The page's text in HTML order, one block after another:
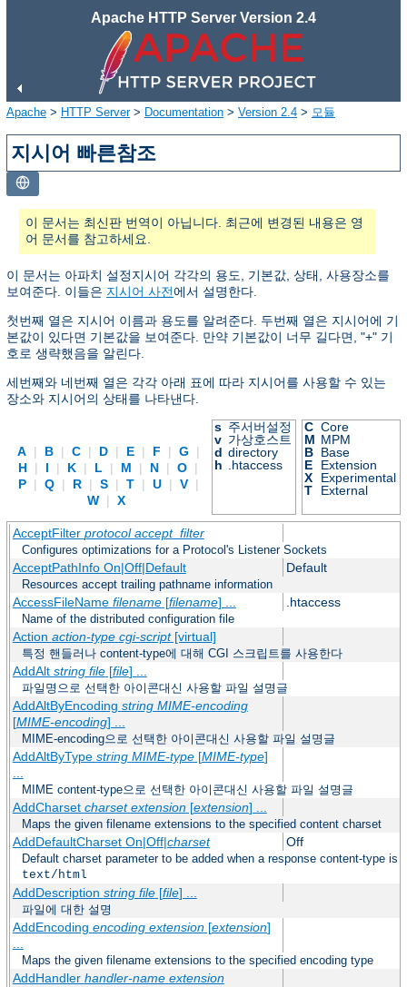
Apache HTTP Server Version 2.4
Apache > HTTP Server> Documentation > Version 2.4 > 모듈
지시어 빠른참조
이 문서는 최신판 번역이 아닙니다. 최근에 변경된 내용은 영
어 문서를 참고하세요.
이 문서는 아파치 설정지시어 각각의 용도, 기본값, 상태, 사용장소를
보여준다. 이들은 지시어 사전에서 설명한다.
첫번째 열은 지시어 이름과 용도를 알려준다. 두번째 열은 지시어에 기
본값이 있다면 기본값을 보여준다. 만약 기본값이 너무 길다면, "+" 기
호로 생략했음을 알린다.
세번째와 네번째 열은 각각 아래 표에 따라 지시어를 사용할 수 있는
장소와 지시어의 상태를 나타낸다.
A | B | C | D | E | F | G
|
H | I | K | L | M | N | O |
P | Q | R | S | T | U | V |
W | X
s 주서버설정
v 가상호스트
d directory
h
.htaccess
C Core
M MPM
B Base
E
Extension
X
Experimental
T
External
AcceptFilter protocol accept_filter
Configures optimizations for a Protocol's Listener Sockets
AcceptPathInfo On|Off|Default Default
Resources accept trailing pathname information
AccessFileName filename[filename] ... .htaccess
Name of the distributed configuration file
Action action-type cgi-script[virtual]
특정 핸들러나 content-type에 대해 CGI 스크립트를 사용한다
AddAlt string file[file] ...
파일명으로 선택한 아이콘대신 사용할 파일 설명글
AddAltByEncoding string MIME-encoding
[MIME-encoding] ...
MIME-encoding으로 선택한 아이콘대신 사용할 파일 설명글
AddAltByType string MIME-type[MIME-type]
MIME content-type으로 선택한 아이콘대신 사용할 파일 설명글
AddCharset charset extension[extension] ...
Maps the given filename extensions to the specified content charset
AddDefaultCharset On|Off|charset Off
Default charset parameter to be added when a response content-type is
text/html
AddDescription string file[file] ...
파일에 대한 설명
AddEncoding encoding extension[extension]
Maps the given filename extensions to the specified encoding type
AddHandler handler-name extension